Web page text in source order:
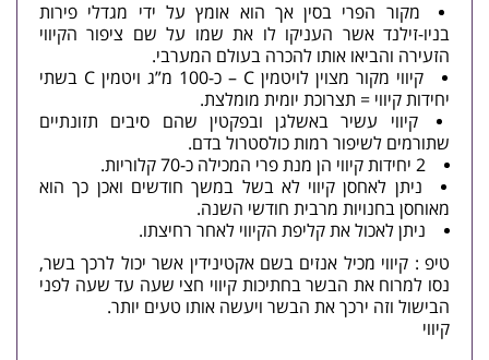
מקור הפרי בסין אך הוא אומץ על ידי מגדלי פירות
בניו-זילנד אשר העניקו לו את שמו על שם ציפור הקיווי
הזעירה והביאו אותו להכרה בעולם המערבי.
קיווי מקור מצוין לויטמין C – כ-100 מ”ג ויטמין C בשתי
יחידות קיווי = תצרוכת יומית מומלצת.
קיווי עשיר באשלגן ובפקטין שהם סיבים תזונתיים
שתורמים לשיפור רמות כולסטרול בדם.
2 יחידות קיווי הן מנת פרי המכילה כ-70 קלוריות.
ניתן לאחסן קיווי לא בשל במשך חודשים ואכן כך הוא
מאוחסן בחנויות מרבית חודשי השנה.
ניתן לאכול את קליפת הקיווי לאחר רחיצתו.
טיפ : קיווי מכיל אנזים בשם אקטינידין אשר יכול לרכך בשר,
נסו למרוח את הבשר בחתיכות קיווי חצי שעה עד שעה לפני
הבישול וזה ירכך את הבשר ויעשה אותו טעים יותר.
קיווי